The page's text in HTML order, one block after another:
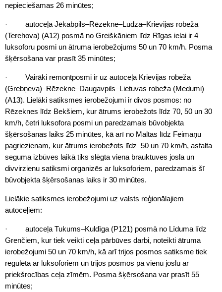
nepieciešamas 26 minūtes;
· autoceļa Jēkabpils–Rēzekne–Ludza–Krievijas robeža
(Terehova) (A12) posmā no Greiškāniem līdz Rīgas ielai ir 4
luksoforu posmi un ātruma ierobežojums 50 un 70 km/h. Posma
šķērsošana var prasīt 35 minūtes;
· Vairāki remontposmi ir uz autoceļa Krievijas robeža
(Grebņeva)–Rēzekne–Daugavpils–Lietuvas robeža (Medumi)
(A13). Lielāki satiksmes ierobežojumi ir divos posmos: no
Rēzeknes līdz Bekšiem, kur ātrums ierobežots līdz 70, 50 un 30
km/h, četri luksofora posmi un paredzamais būvobjekta
šķērsošanas laiks 25 minūtes, kā arī no Maltas līdz Feimaņu
pagriezienam, kur ātrums ierobežots līdz 50 un 70 km/h, asfalta
seguma izbūves laikā tiks slēgta viena brauktuves josla un
divvirzienu satiksmi organizēs ar luksoforiem, paredzamais šī
būvobjekta šķērsošanas laiks ir 30 minūtes.
Lielākie satiksmes ierobežojumi uz valsts reģionālajiem
autoceļiem:
· autoceļa Tukums–Kuldīga (P121) posmā no Līduma līdz
Grenčiem, kur tiek veikti ceļa pārbūves darbi, noteikti ātruma
ierobežojumi 50 un 70 km/h, kā arī trijos posmos satiksme tiek
regulēta ar luksoforiem un trijos posmos pa vienu joslu ar
priekšrocības ceļa zīmēm. Posma šķērsošana var prasīt 55
minūtes;